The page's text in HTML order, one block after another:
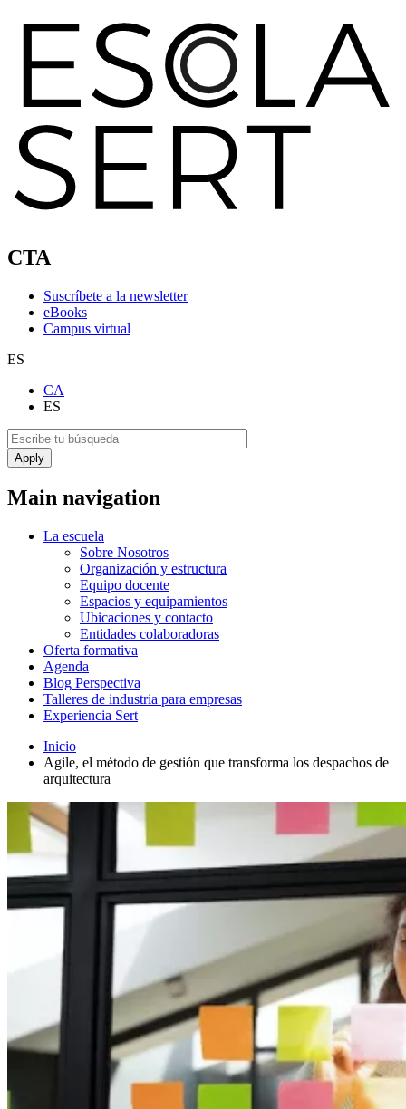
CTA
Suscríbete a la newsletter
eBooks
Campus virtual
ES
CA
ES
Main navigation
La escuela
Sobre Nosotros
Organización y estructura
Equipo docente
Espacios y equipamientos
Ubicaciones y contacto
Entidades colaboradoras
Oferta formativa
Agenda
Blog Perspectiva
Talleres de industria para empresas
Experiencia Sert
Inicio
​Agile, el método de gestión que transforma los despachos de
arquitectura